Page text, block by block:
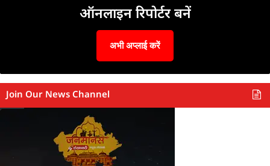
ऑनलाइन रिपोर्टर बनें
अभी अप्लाई करें
Join Our News Channel